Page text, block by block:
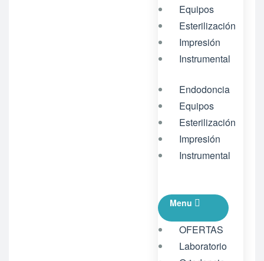
Equipos
Esterilización
Impresión
Instrumental
Endodoncia
Equipos
Esterilización
Impresión
Instrumental
Menu
OFERTAS
Laboratorio